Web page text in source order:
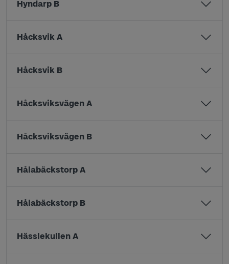
Hyndarp B
Håcksvik A
Håcksvik B
Håcksviksvägen A
Håcksviksvägen B
Hålabäckstorp A
Hålabäckstorp B
Hässlekullen A